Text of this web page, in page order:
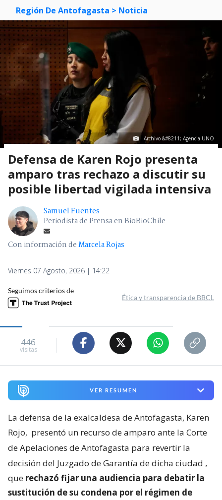
Región De Antofagasta > Noticia
Archivo &#8211; Agencia UNO
Defensa de Karen Rojo presenta
amparo tras rechazo a discutir su
posible libertad vigilada intensiva
Samuel Fuentes
Periodista de Prensa en BioBioChile
Con información deMarcela Rojas
Viernes 07 Agosto, 2026 | 14:22
Seguimos criterios de
Ética y transparencia de BBCL
446
visitas
VER RESUMEN
La defensa de la exalcaldesa de Antofagasta, Karen
Rojo, presentó un recurso de amparo ante la Corte
de Apelaciones de Antofagasta para revertir la
decisión del Juzgado de Garantía de dicha ciudad ,
que rechazó fijar una audiencia para debatir la
sustitución de su condena por el régimen de